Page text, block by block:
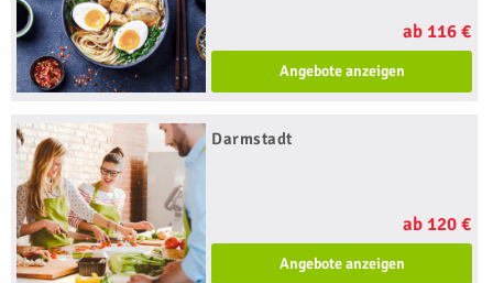
ab 116 €
Angebote anzeigen
Darmstadt
ab 120 €
Angebote anzeigen